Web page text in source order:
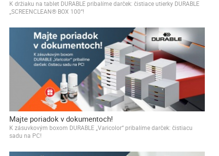
K držiaku na tablet DURABLE pribalíme darček: čistiace utierky DURABLE
„SCREENCLEAN® BOX 100“!
Majte poriadok v dokumentoch!
K zásuvkovým boxom DURABLE „Varicolor“ pribalíme darček: čistiacu
sadu na PC!